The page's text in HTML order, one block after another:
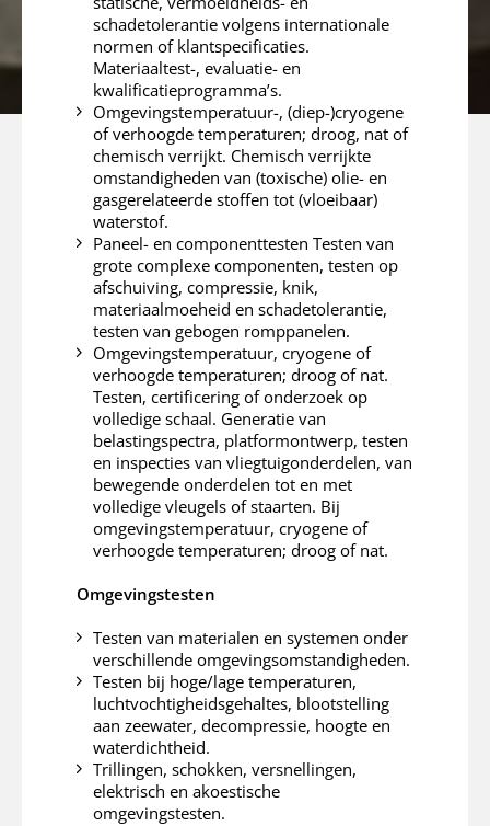
schadetolerantie volgens internationale
normen of klantspecificaties.
Materiaaltest-, evaluatie- en
kwalificatieprogramma’s.
Omgevingstemperatuur-, (diep-)cryogene
of verhoogde temperaturen; droog, nat of
chemisch verrijkt. Chemisch verrijkte
omstandigheden van (toxische) olie- en
gasgerelateerde stoffen tot (vloeibaar)
waterstof.
Paneel- en componenttesten Testen van
grote complexe componenten, testen op
afschuiving, compressie, knik,
materiaalmoeheid en schadetolerantie,
testen van gebogen romppanelen.
Omgevingstemperatuur, cryogene of
verhoogde temperaturen; droog of nat.
Testen, certificering of onderzoek op
volledige schaal. Generatie van
belastingspectra, platformontwerp, testen
en inspecties van vliegtuigonderdelen, van
bewegende onderdelen tot en met
volledige vleugels of staarten. Bij
omgevingstemperatuur, cryogene of
verhoogde temperaturen; droog of nat.
Omgevingstesten
Testen van materialen en systemen onder
verschillende omgevingsomstandigheden.
Testen bij hoge/lage temperaturen,
luchtvochtigheidsgehaltes, blootstelling
aan zeewater, decompressie, hoogte en
waterdichtheid.
Trillingen, schokken, versnellingen,
elektrisch en akoestische
omgevingstesten.